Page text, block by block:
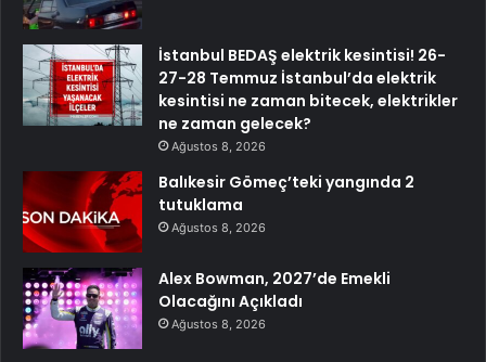
İstanbul BEDAŞ elektrik kesintisi! 26-
27-28 Temmuz İstanbul’da elektrik
kesintisi ne zaman bitecek, elektrikler
ne zaman gelecek?
Ağustos 8, 2026
Balıkesir Gömeç’teki yangında 2
tutuklama
Ağustos 8, 2026
Alex Bowman, 2027’de Emekli
Olacağını Açıkladı
Ağustos 8, 2026